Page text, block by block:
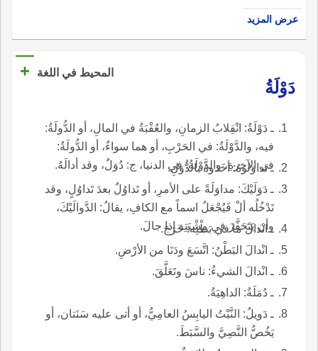
عرض المزيد
المحيط في اللغة
+
دَوْلَةُ
ـ دَوْلَةُ: انْقِلابُ الزمانِ، والعُقْبَةُ في المالِ، أو الدُّولَةُ:
فيه، والدَّوْلَةُ: في الحَرْبِ، أو هما سواءٌ، أو الدُّولَةُ:
في الآخرةِ، والدَّوْلَةُ: في الدنيا، ج: دُوَلٌ، وقد أدالَهُ.
ـ تَداوَلوهُ: أخَذوهُ بالدُّوَلِ.
ـ دَوَلَيْكَ: مداوَلَةً على الأمرِ، أو تَداوُلٌ بعدَ تَداوُلٍ، وقد
تَدْخُلُه ألْ فَيُجْعَلُ اسماً مع الكافِ، يقالُ: الدَّوالَيْكَ،
وأن يَتَحَفَّزَ في مِشْيَتِه إذا جالَ.
ـ انْدالَ ما في بَطْنِه: خَرَجَ.
ـ انْدالَ البَطْنُ: اتَّسَعَ ودَنَا من الأرْضِ.
ـ انْدالَ الشيءُ: ناسَ وتَعَلَّقَ.
ـ دُمَلَةُ: الداهِيَةُ.
ـ دَويلُ: النَّبْتُ اليابِسُ العامِيُّ، أو أتى عليه سَنَتان، أو
يَخُصُّ النَّصِيَّ والسَّبَطَ.